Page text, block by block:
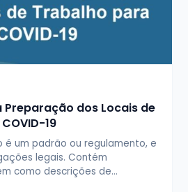
Preparação dos Locais de
19
é um padrão ou regulamento, e
legais. Contém
como descrições de…